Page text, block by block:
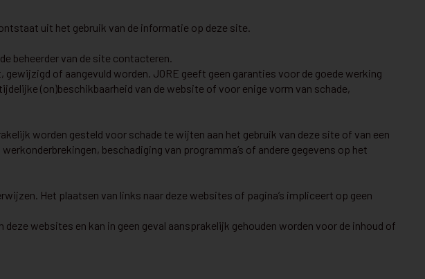
uit het gebruik van de informatie op deze site.
beheerder van de site contacteren.
of aangevuld worden. JORE geeft geen garanties voor de goede werking
(on)beschikbaarheid van de website of voor enige vorm van schade,
worden gesteld voor schade te wijten aan het gebruik van deze site of van een
beschadiging van programma’s of andere gegevens op het
Het plaatsen van links naar deze websites of pagina’s impliceert op geen
websites en kan in geen geval aansprakelijk gehouden worden voor de inhoud of